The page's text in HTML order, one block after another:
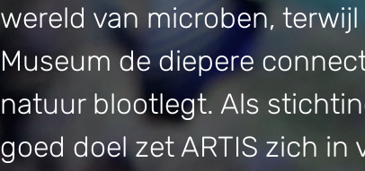
wereld van microben, terwijl
Museum de diepere
natuur blootlegt. Als
goed doel zet ARTIS zich in